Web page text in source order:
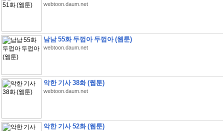
webtoon.daum.net
남남 55화 두껍아 두껍아 (웹툰)
webtoon.daum.net
악한 기사 38화 (웹툰)
webtoon.daum.net
악한 기사 52화 (웹툰)